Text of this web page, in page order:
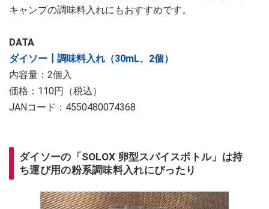
キャンプの調味料入れにもおすすめです。
DATA
ダイソー┃調味料入れ（30mL、2個）
内容量：2個入
価格：110円（税込）
JANコード：4550480074368
ダイソーの「SOLOX 卵型スパイスボトル」は持
ち運び用の粉系調味料入れにぴったり